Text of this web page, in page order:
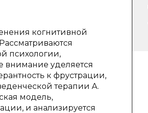
когнитивной
психологии,
уделяется
к фрустрации,
терапии А.
модель,
и анализируется